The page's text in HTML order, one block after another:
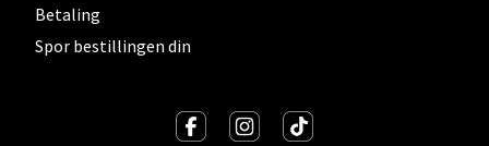
Betaling
Spor bestillingen din
Lillehammer - Strandtorget
Strandtorget, 2609 Lillehammer
Åpent i dag 09-20